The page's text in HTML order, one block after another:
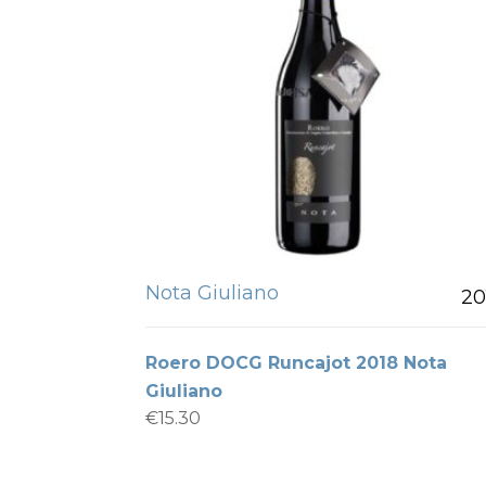
Nota Giuliano
Roero DOCG Runcajot 2018 Nota
Giuliano
€15.30